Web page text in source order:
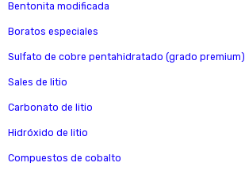
Bentonita modificada
Boratos especiales
Sulfato de cobre pentahidratado (grado premium)
Sales de litio
Carbonato de litio
Hidróxido de litio
Compuestos de cobalto